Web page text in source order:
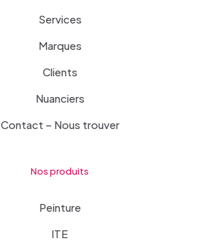
Services
Marques
Clients
Nuanciers
Contact – Nous trouver
Nos produits
Peinture
ITE